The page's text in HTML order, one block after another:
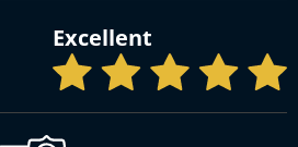
Excellent